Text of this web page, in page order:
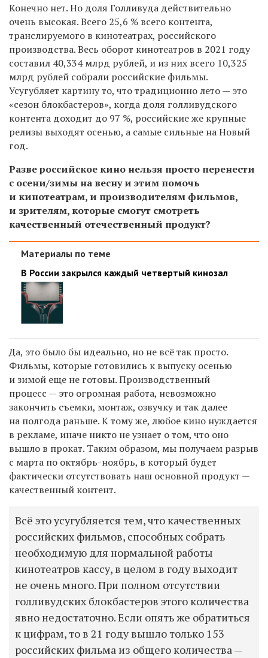
Конечно нет. Но доля Голливуда действительно
очень высокая. Всего 25,6 % всего контента,
транслируемого в кинотеатрах, российского
производства. Весь оборот кинотеатров в 2021 году
составил 40,334 млрд рублей, и из них всего 10,325
млрд рублей собрали российские фильмы.
Усугубляет картину то, что традиционно лето — это
«сезон блокбастеров», когда доля голливудского
контента доходит до 97 %, российские же крупные
релизы выходят осенью, а самые сильные на Новый
год.
Разве российское кино нельзя просто перенести
с осени/зимы на весну и этим помочь
и кинотеатрам, и производителям фильмов,
и зрителям, которые смогут смотреть
качественный отечественный продукт?
Материалы по теме
В России закрылся каждый четвертый кинозал
Да, это было бы идеально, но не всё так просто.
Фильмы, которые готовились к выпуску осенью
и зимой еще не готовы. Производственный
процесс — это огромная работа, невозможно
закончить съемки, монтаж, озвучку и так далее
на полгода раньше. К тому же, любое кино нуждается
в рекламе, иначе никто не узнает о том, что оно
вышло в прокат. Таким образом, мы получаем разрыв
с марта по октябрь-ноябрь, в который будет
фактически отсутствовать наш основной продукт —
качественный контент.
Всё это усугубляется тем, что качественных
российских фильмов, способных собрать
необходимую для нормальной работы
кинотеатров кассу, в целом в году выходит
не очень много. При полном отсутствии
голливудских блокбастеров этого количества
явно недостаточно. Если опять же обратиться
к цифрам, то в 21 году вышло только 153
российских фильма из общего количества —